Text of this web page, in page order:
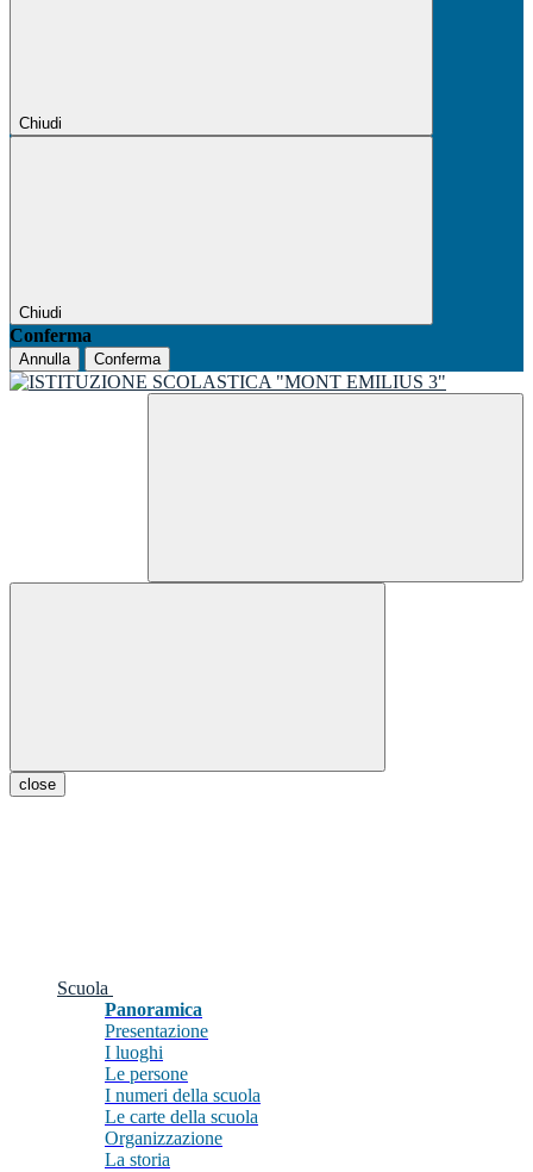
Chiudi
Chiudi
Conferma
Annulla Conferma
close
Scuola
Panoramica
Presentazione
I luoghi
Le persone
I numeri della scuola
Le carte della scuola
Organizzazione
La storia